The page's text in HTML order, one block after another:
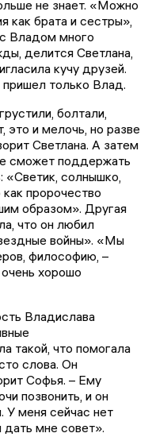
не знает. «Можно
как брата и сестры»,
Владом много
делится Светлана,
кучу друзей.
пришел только Влад.
болтали,
и мелочь, но разве
Светлана. А затем
сможет поддержать
«Светик, солнышко,
пророчество
образом». Другая
что он любил
войны». «Мы
философию, –
хорошо
Владислава
такой, что помогала
слова. Он
Софья. – Ему
позвонить, и он
У меня сейчас нет
дать мне совет».